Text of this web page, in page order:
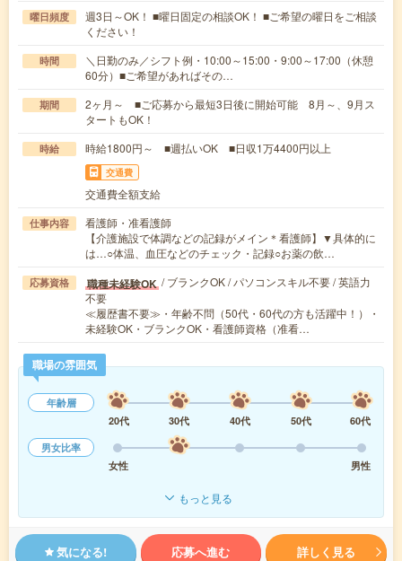
曜日頻度
週3日～OK！ ■曜日固定の相談OK！ ■ご希望の曜日をご相談
ください！
時間
＼日勤のみ／シフト例・10:00～15:00・9:00～17:00（休憩
60分）■ご希望があればその…
期間
2ヶ月～ ■ご応募から最短3日後に開始可能 8月～、9月ス
タートもOK！
時給 時給1800円～ ■週払いOK ■日収1万4400円以上
交通費
交通費全額支給
仕事内容
看護師・准看護師
【介護施設で体調などの記録がメイン＊看護師】▼具体的に
は…○体温、血圧などのチェック・記録○お薬の飲…
応募資格 職種未経験OK / ブランクOK / パソコンスキル不要 / 英語力
不要
≪履歴書不要≫・年齢不問（50代・60代の方も活躍中！）・
未経験OK・ブランクOK・看護師資格（准看…
職場の雰囲気
年齢層
20代
30代 40代 50代
60代
男女比率
女性
男性
もっと見る
気になる! 応募へ進む 詳しく見る